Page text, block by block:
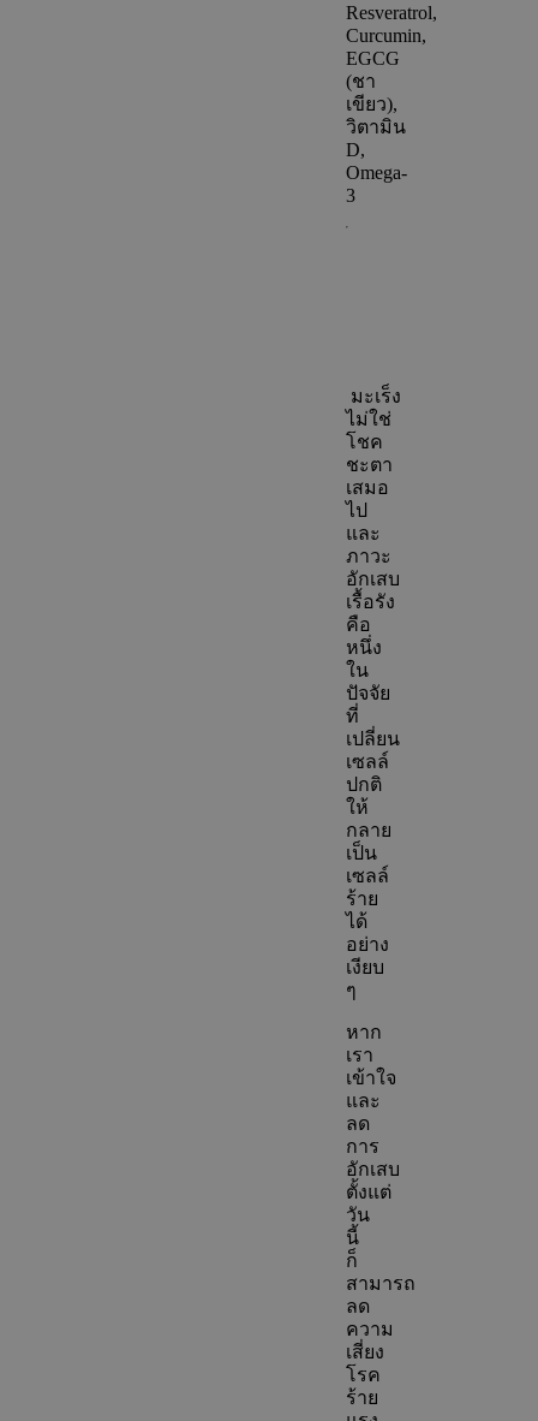
Resveratrol,
Curcumin,
EGCG
(ชา
เขียว),
วิตามิน
D,
Omega-
3
มะเร็ง
ไม่ใช่
โชค
ชะตา
เสมอ
ไป
และ
ภาวะ
อักเสบ
เรื้อรัง
คือ
หนึ่ง
ใน
ปัจจัย
ที่
เปลี่ยน
เซลล์
ปกติ
ให้
กลาย
เป็น
เซลล์
ร้าย
ได้
อย่าง
เงียบ
ๆ
หาก
เรา
เข้าใจ
และ
ลด
การ
อักเสบ
ตั้งแต่
วัน
นี้
ก็
สามารถ
ลด
ความ
เสี่ยง
โรค
ร้าย